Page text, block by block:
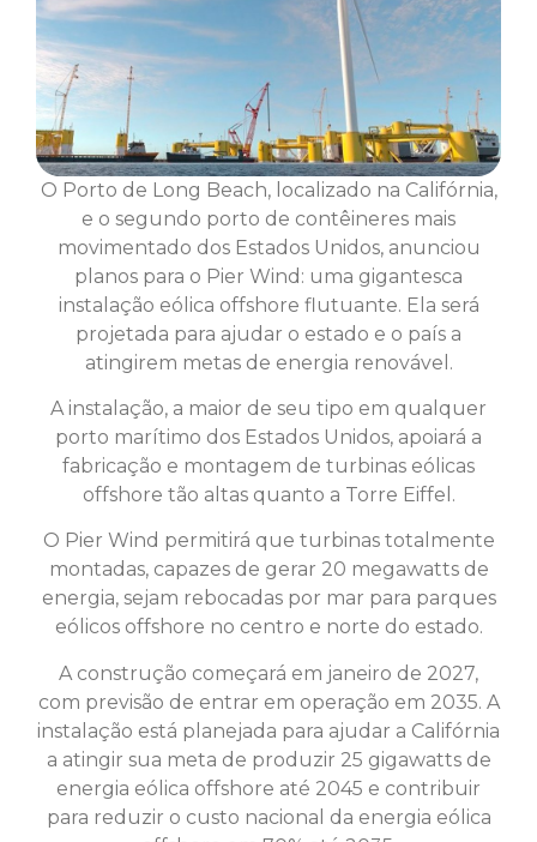
O Porto de Long Beach, localizado na Califórnia,
e o segundo porto de contêineres mais
movimentado dos Estados Unidos, anunciou
planos para o Pier Wind: uma gigantesca
instalação eólica offshore flutuante. Ela será
projetada para ajudar o estado e o país a
atingirem metas de energia renovável.
A instalação, a maior de seu tipo em qualquer
porto marítimo dos Estados Unidos, apoiará a
fabricação e montagem de turbinas eólicas
offshore tão altas quanto a Torre Eiffel.
O Pier Wind permitirá que turbinas totalmente
montadas, capazes de gerar 20 megawatts de
energia, sejam rebocadas por mar para parques
eólicos offshore no centro e norte do estado.
A construção começará em janeiro de 2027,
com previsão de entrar em operação em 2035. A
instalação está planejada para ajudar a Califórnia
a atingir sua meta de produzir 25 gigawatts de
energia eólica offshore até 2045 e contribuir
para reduzir o custo nacional da energia eólica